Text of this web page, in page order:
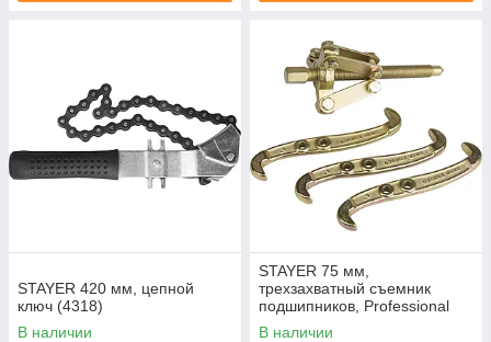
STAYER 420 мм, цепной
ключ (4318)
В наличии
STAYER 75 мм,
трехзахватный съемник
подшипников, Professional
(43220-075)
В наличии